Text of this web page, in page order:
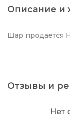
Описание и
Шар
Отзывы и
Нет